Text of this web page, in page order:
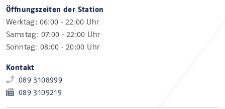
Öffnungszeiten der Station
Werktag: 06:00 - 22:00 Uhr
Samstag: 07:00 - 22:00 Uhr
Sonntag: 08:00 - 20:00 Uhr
Kontakt
089 3108999
089 3109219